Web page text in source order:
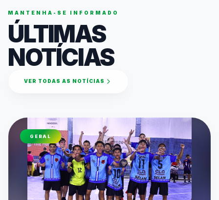
MANTENHA-SE INFORMADO
ÚLTIMAS
NOTÍCIAS
VER TODAS AS NOTÍCIAS
GERAL